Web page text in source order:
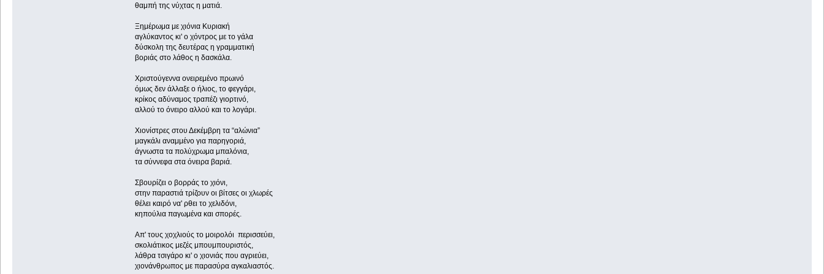
θαμπή της νύχτας η ματιά.
Ξημέρωμα με χιόνια Κυριακή
αγλύκαντος κι' ο χόντρος με το γάλα
δύσκολη της δευτέρας η γραμματική
βοριάς στο λάθος η δασκάλα.
Χριστούγεννα ονειρεμένο πρωινό
όμως δεν άλλαξε ο ήλιος, το φεγγάρι,
κρίκος αδύναμος τραπέζι γιορτινό,
αλλού το όνειρο αλλού και το λογάρι.
Χιονίστρες στου Δεκέμβρη τα “αλώνια”
μαγκάλι αναμμένο για παρηγοριά,
άγνωστα τα πολύχρωμα μπαλόνια,
τα σύννεφα στα όνειρα βαριά.
Σβουρίζει ο βορράς το χιόνι,
στην παραστιά τρίζουν οι βίτσες οι χλωρές
θέλει καιρό να' ρθει το χελιδόνι,
κηπούλια παγωμένα και σπορές.
Απ' τους χοχλιούς το μοιρολόι περισσεύει,
σκολιάτικος μεζές μπουμπουριστός,
λάθρα τσιγάρο κι' ο χιονιάς που αγριεύει,
χιονάνθρωπος με παρασύρα αγκαλιαστός.